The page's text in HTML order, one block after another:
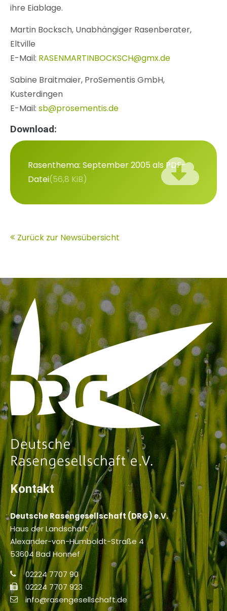
ihre Eiablage.
Martin Bocksch, Unabhängiger Rasenberater,
Eltville
E-Mail: RASENMARTINBOCKSCH@gmx.de
Sabine Braitmaier, ProSementis GmbH,
Kusterdingen
E-Mail: sb@prosementis.de
Download:
Rasenthema: September 2005 als PDF-
Datei(56,8 KiB)
Zurück zur Newsübersicht
Kontakt
Deutsche Rasengesellschaft (DRG) e.V.
Haus der Landschaft
Alexander-von-Humboldt-Straße 4
53604 Bad Honnef
02224 7707 90
02224 7707 923
info@rasengesellschaft.de